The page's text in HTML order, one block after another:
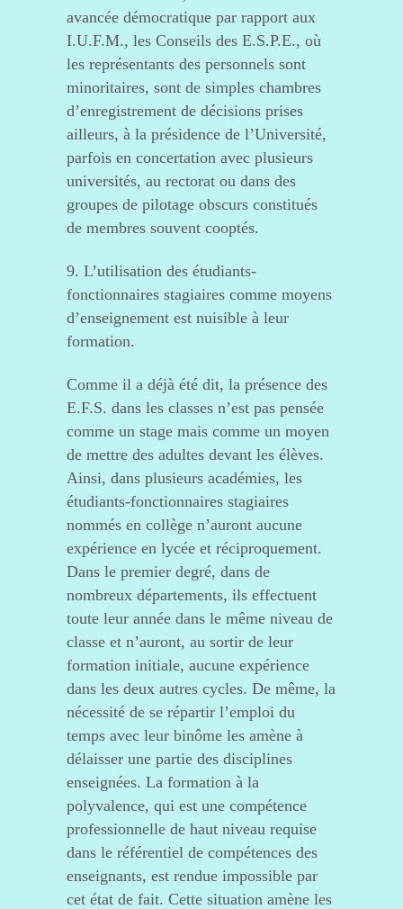
avancée démocratique par rapport aux
I.U.F.M., les Conseils des E.S.P.E., où
les représentants des personnels sont
minoritaires, sont de simples chambres
d’enregistrement de décisions prises
ailleurs, à la présidence de l’Université,
parfois en concertation avec plusieurs
universités, au rectorat ou dans des
groupes de pilotage obscurs constitués
de membres souvent cooptés.
9. L’utilisation des étudiants-
fonctionnaires stagiaires comme moyens
d’enseignement est nuisible à leur
formation.
Comme il a déjà été dit, la présence des
E.F.S. dans les classes n’est pas pensée
comme un stage mais comme un moyen
de mettre des adultes devant les élèves.
Ainsi, dans plusieurs académies, les
étudiants-fonctionnaires stagiaires
nommés en collège n’auront aucune
expérience en lycée et réciproquement.
Dans le premier degré, dans de
nombreux départements, ils effectuent
toute leur année dans le même niveau de
classe et n’auront, au sortir de leur
formation initiale, aucune expérience
dans les deux autres cycles. De même, la
nécessité de se répartir l’emploi du
temps avec leur binôme les amène à
délaisser une partie des disciplines
enseignées. La formation à la
polyvalence, qui est une compétence
professionnelle de haut niveau requise
dans le référentiel de compétences des
enseignants, est rendue impossible par
cet état de fait. Cette situation amène les